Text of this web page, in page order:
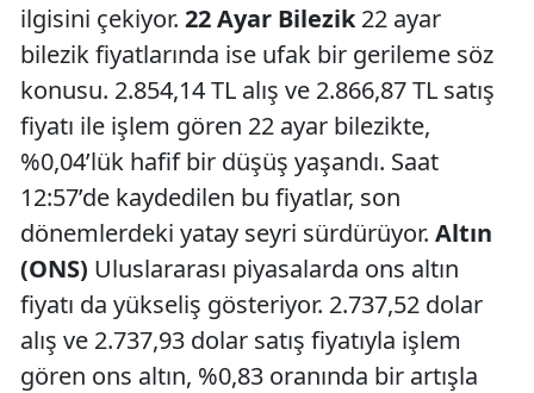
ilgisini çekiyor. 22 Ayar Bilezik22 ayar
bilezik fiyatlarında ise ufak bir gerileme söz
konusu. 2.854,14 TL alış ve 2.866,87 TL satış
fiyatı ile işlem gören 22 ayar bilezikte,
%0,04’lük hafif bir düşüş yaşandı. Saat
12:57’de kaydedilen bu fiyatlar, son
dönemlerdeki yatay seyri sürdürüyor. Altın
(ONS) Uluslararası piyasalarda ons altın
fiyatı da yükseliş gösteriyor. 2.737,52 dolar
alış ve 2.737,93 dolar satış fiyatıyla işlem
gören ons altın, %0,83 oranında bir artışla